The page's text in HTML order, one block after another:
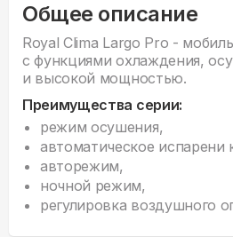
Общее описание
Royal Clima Largo Pro -
с функциями охлаждения,
и высокой мощностью.
Преимущества серии:
режим осушения,
автоматическое испарени
авторежим,
ночной режим,
регулировка воздушного